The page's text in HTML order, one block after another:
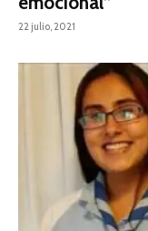
22 julio, 2021